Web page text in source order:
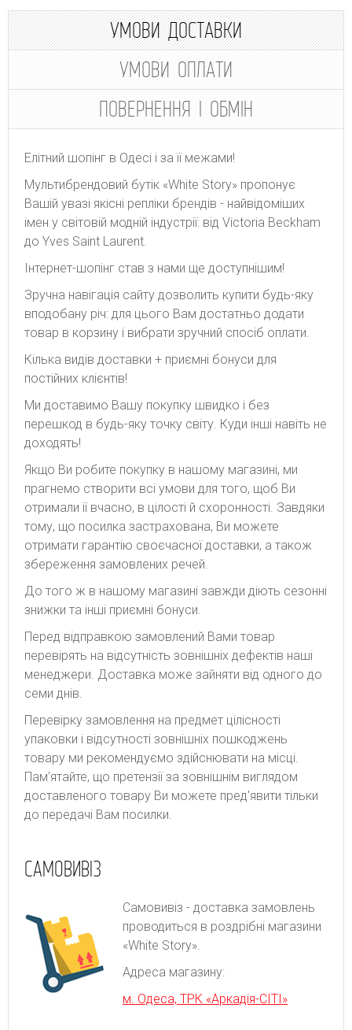
УМОВИ ДОСТАВКИ
УМОВИ ОПЛАТИ
ПОВЕРНЕННЯ І ОБМІН
Елітний шопінг в Одесі і за її межами!
Мультибрендовий бутік «White Story» пропонує
Вашій увазі якісні репліки брендів - найвідоміших
імен у світовій модній індустрії: від Victoria Beckham
до Yves Saint Laurent.
Інтернет-шопінг став з нами ще доступнішим!
Зручна навігація сайту дозволить купити будь-яку
вподобану річ: для цього Вам достатньо додати
товар в корзину і вибрати зручний спосіб оплати.
Кілька видів доставки + приємні бонуси для
постійних клієнтів!
Ми доставимо Вашу покупку швидко і без
перешкод в будь-яку точку світу. Куди інші навіть не
доходять!
Якщо Ви робите покупку в нашому магазині, ми
прагнемо створити всі умови для того, щоб Ви
отримали її вчасно, в цілості й схоронності. Завдяки
тому, що посилка застрахована, Ви можете
отримати гарантію своєчасної доставки, а також
збереження замовлених речей.
До того ж в нашому магазині завжди діють сезонні
знижки та інші приємні бонуси.
Перед відправкою замовлений Вами товар
перевірять на відсутність зовнішніх дефектів наші
менеджери. Доставка може зайняти від одного до
семи днів.
Перевірку замовлення на предмет цілісності
упаковки і відсутності зовнішніх пошкоджень
товару ми рекомендуємо здійснювати на місці.
Пам'ятайте, що претензії за зовнішнім виглядом
доставленого товару Ви можете пред'явити тільки
до передачі Вам посилки.
САМОВИВІЗ
Самовивіз - доставка замовлень
проводиться в роздрібні магазини
«White Story».
Адреса магазину:
м. Одеса, ТРК «Аркадія-СІТІ»